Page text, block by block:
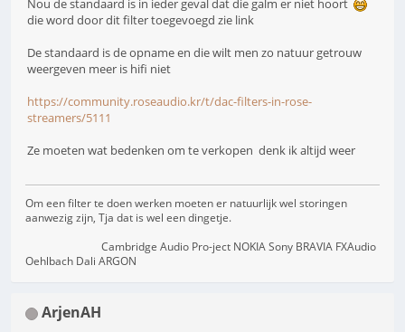
Nou de standaard is in ieder geval dat die galm er niet hoort
die word door dit filter toegevoegd zie link
De standaard is de opname en die wilt men zo natuur getrouw
weergeven meer is hifi niet
https://community.roseaudio.kr/t/dac-filters-in-rose-
streamers/5111
Ze moeten wat bedenken om te verkopen denk ik altijd weer
Om een filter te doen werken moeten er natuurlijk wel storingen
aanwezig zijn, Tja dat is wel een dingetje.
Cambridge Audio Pro-ject NOKIA Sony BRAVIA FXAudio
Oehlbach Dali ARGON
ArjenAH